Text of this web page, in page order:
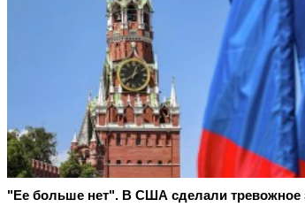
"Ее больше нет". В США сделали тревожное